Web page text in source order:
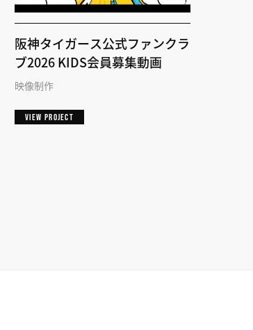
阪神タイガース公式ファンクラ
ブ2026 KIDS会員募集動画
映像制作
VIEW PROJECT